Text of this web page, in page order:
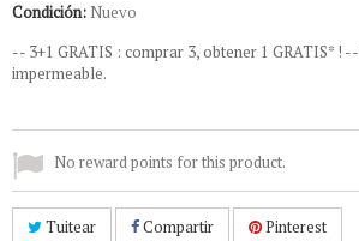
Condición: Nuevo
-- 3+1 GRATIS : comprar 3, obtener 1 GRATIS* ! --
impermeable.
No reward points for this product.
Tuitear Compartir Pinterest